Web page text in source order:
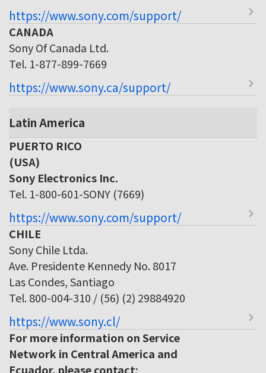
https://www.sony.com/support/
CANADA
Sony Of Canada Ltd.
Tel. 1-877-899-7669
https://www.sony.ca/support/
Latin America
PUERTO RICO
(USA)
Sony Electronics Inc.
Tel. 1-800-601-SONY (7669)
https://www.sony.com/support/
CHILE
Sony Chile Ltda.
Ave. Presidente Kennedy No. 8017
Las Condes, Santiago
Tel. 800-004-310 / (56) (2) 29884920
https://www.sony.cl/
For more information on Service
Network in Central America and
Ecuador, please contact: